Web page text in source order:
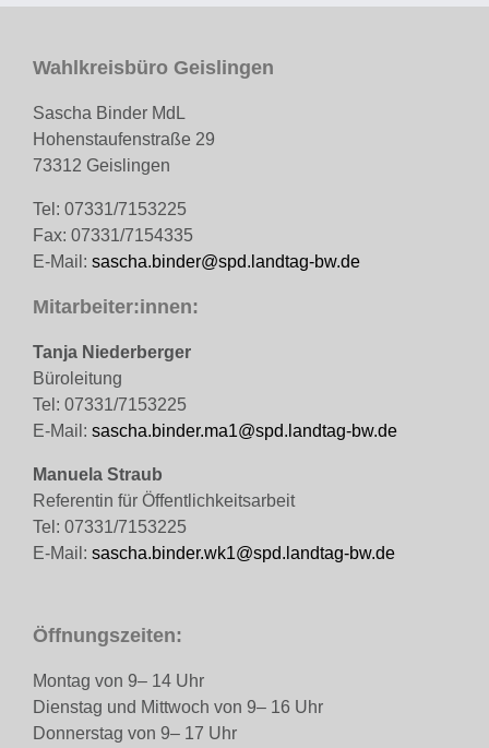
Wahlkreisbüro Geislingen
Sascha Binder MdL
Hohenstaufenstraße 29
73312 Geislingen
Tel: 07331/7153225
Fax: 07331/7154335
E-Mail: sascha.binder@spd.landtag-bw.de
Mitarbeiter:innen:
Tanja Niederberger
Büroleitung
Tel: 07331/7153225
E-Mail: sascha.binder.ma1@spd.landtag-bw.de
Manuela Straub
Referentin für Öffentlichkeitsarbeit
Tel: 07331/7153225
E-Mail: sascha.binder.wk1@spd.landtag-bw.de
Öffnungszeiten:
Montag von 9– 14 Uhr
Dienstag und Mittwoch von 9– 16 Uhr
Donnerstag von 9– 17 Uhr